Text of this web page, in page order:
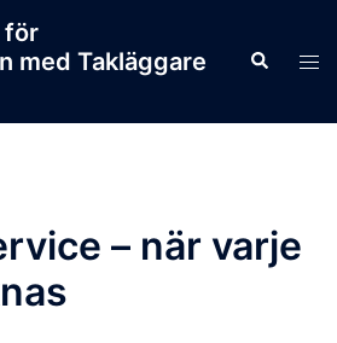
för
med Takläggare
Search
– när varje